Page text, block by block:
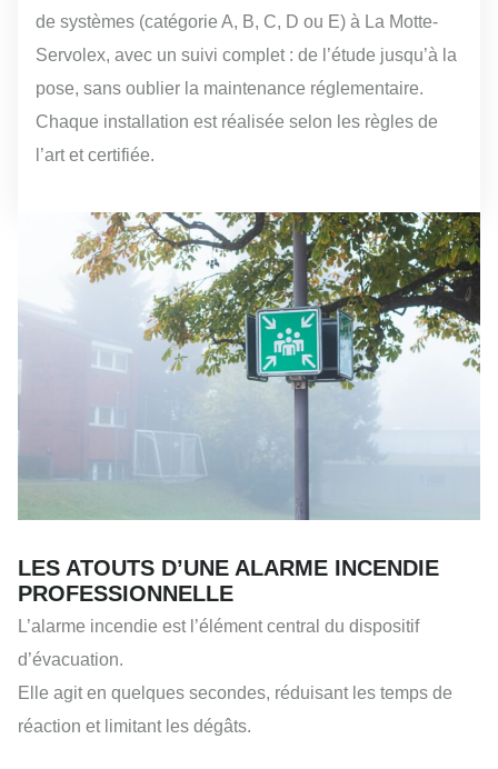
de systèmes (catégorie A, B, C, D ou E) à La Motte-
Servolex, avec un suivi complet : de l’étude jusqu’à la
pose, sans oublier la maintenance réglementaire.
Chaque installation est réalisée selon les règles de
l’art et certifiée.
LES ATOUTS D’UNE ALARME INCENDIE
PROFESSIONNELLE
L’alarme incendie est l’élément central du dispositif
d’évacuation.
Elle agit en quelques secondes, réduisant les temps de
réaction et limitant les dégâts.